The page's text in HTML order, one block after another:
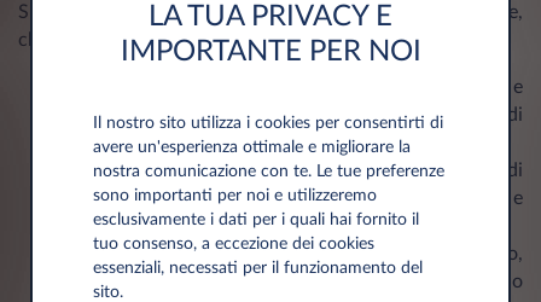
Sul modulo bisogna inserire tutte le informazioni richieste,
che sono:
: nome e
cognome, il luogo e la data di nascita, l’indirizzo di
residenza e la cittadinanza;
i dati del veicolo: come la targa, la data di
immatricolazione, l’ultima revisione, la licenza SCIA e
l’anno di costruzione;
il rapporto con il veicolo: proprietario, usufruttuario,
rappresentante legale, locatario, acquirente o
LA TUA PRIVACY E
IMPORTANTE PER NOI
Il nostro sito utilizza i cookies per consentirti di
avere un'esperienza ottimale e migliorare la
nostra comunicazione con te. Le tue preferenze
sono importanti per noi e utilizzeremo
esclusivamente i dati per i quali hai fornito il
tuo consenso, a eccezione dei cookies
essenziali, necessati per il funzionamento del
sito.